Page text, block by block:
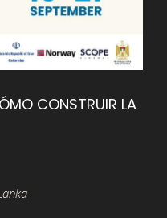
CONSTRUIR LA